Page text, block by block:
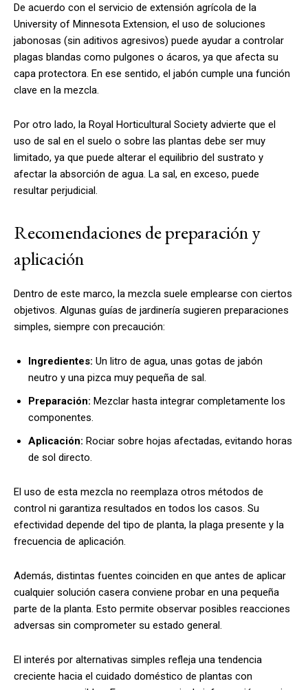
De acuerdo con el servicio de extensión agrícola de la
University of Minnesota Extension, el uso de soluciones
jabonosas (sin aditivos agresivos) puede ayudar a controlar
plagas blandas como pulgones o ácaros, ya que afecta su
capa protectora. En ese sentido, el jabón cumple una función
clave en la mezcla.
Por otro lado, la Royal Horticultural Society advierte que el
uso de sal en el suelo o sobre las plantas debe ser muy
limitado, ya que puede alterar el equilibrio del sustrato y
afectar la absorción de agua. La sal, en exceso, puede
resultar perjudicial.
Recomendaciones de preparación y
aplicación
Dentro de este marco, la mezcla suele emplearse con ciertos
objetivos. Algunas guías de jardinería sugieren preparaciones
simples, siempre con precaución:
Ingredientes: Un litro de agua, unas gotas de jabón
neutro y una pizca muy pequeña de sal.
Preparación: Mezclar hasta integrar completamente los
componentes.
Aplicación: Rociar sobre hojas afectadas, evitando horas
de sol directo.
El uso de esta mezcla no reemplaza otros métodos de
control ni garantiza resultados en todos los casos. Su
efectividad depende del tipo de planta, la plaga presente y la
frecuencia de aplicación.
Además, distintas fuentes coinciden en que antes de aplicar
cualquier solución casera conviene probar en una pequeña
parte de la planta. Esto permite observar posibles reacciones
adversas sin comprometer su estado general.
El interés por alternativas simples refleja una tendencia
creciente hacia el cuidado doméstico de plantas con